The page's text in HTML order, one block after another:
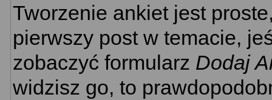
Tworzenie ankiet jest
pierwszy post w temacie,
zobaczyć formularz Dodaj
widzisz go, to